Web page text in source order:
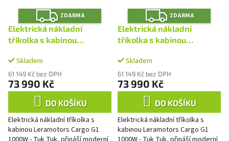
Z
D
A
R
M
ZDARMA
Elektrická nákladní
tříkolka s kabinou
1000W - Tuk Tuk Zelená
Skladem
61 149 Kč bez DPH
73 990 Kč
DO KOŠÍKU
Elektrická nákladní tříkolka s
kabinou Leramotors Cargo G1
Z
D
A
R
M
ZDARMA
Elektrická nákladní
tříkolka s kabinou
1000W - Tuk Tuk Šedá
Skladem
61 149 Kč bez DPH
73 990 Kč
DO KOŠÍKU
Elektrická nákladní tříkolka s
kabinou Leramotors Cargo G1